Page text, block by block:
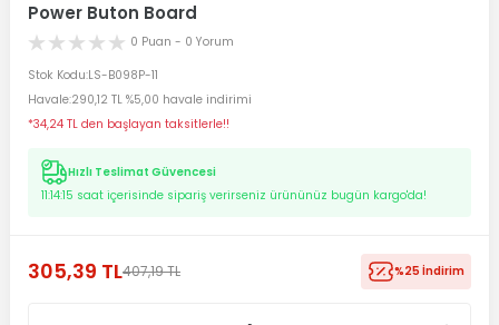
Power Buton Board
0 Puan - 0 Yorum
Stok Kodu LS-B098P-11
Havale 290,12 TL %5,00 havale indirimi
*34,24 TL den başlayan taksitlerle!!
Hızlı Teslimat Güvencesi
11:14:14 saat içerisinde sipariş verirseniz ürününüz bugün kargo'da!
305,39 TL407,19 TL %25 İndirim